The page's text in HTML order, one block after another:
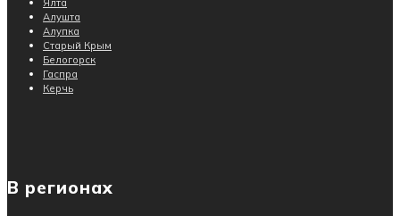
Ялта
Алушта
Алупка
Старый Крым
Белогорск
Гаспра
Керчь
В регионах